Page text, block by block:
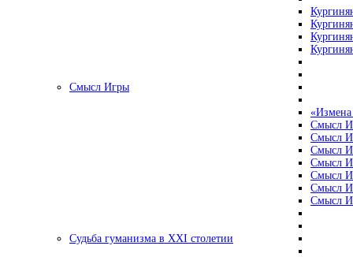
Смысл Игры
«Измена
Смысл
Смысл
Смысл
Смысл
Смысл
Смысл
Смысл
Судьба гуманизма в XXI столетии